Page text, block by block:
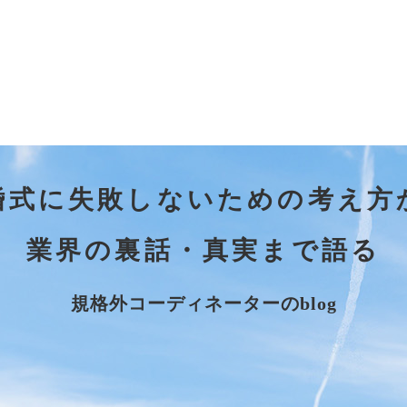
式に失敗しないための考え方
業界の裏話・真実まで語る
規格外コーディネーターのblog